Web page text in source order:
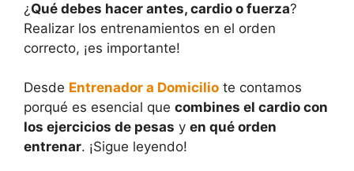
¿ Qué debes hacer antes, cardio o fuerza?
Realizar los entrenamientos en el orden
correcto, ¡es importante!
Desde Entrenador a Domicilio te contamos
porqué es esencial que combines el cardio con
los ejercicios de pesas y en qué orden
entrenar. ¡Sigue leyendo!